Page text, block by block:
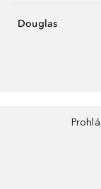
Douglas